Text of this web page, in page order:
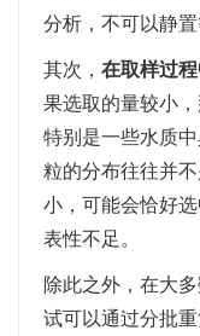
分析，不可以静置
其次， 在取样过
果选取的量较小
特别是一些水质
粒的分布往往并
小，可能会恰好
表性不足。
除此之外，在大
试可以通过分批